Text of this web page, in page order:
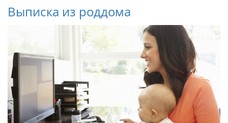
Выписка из роддома